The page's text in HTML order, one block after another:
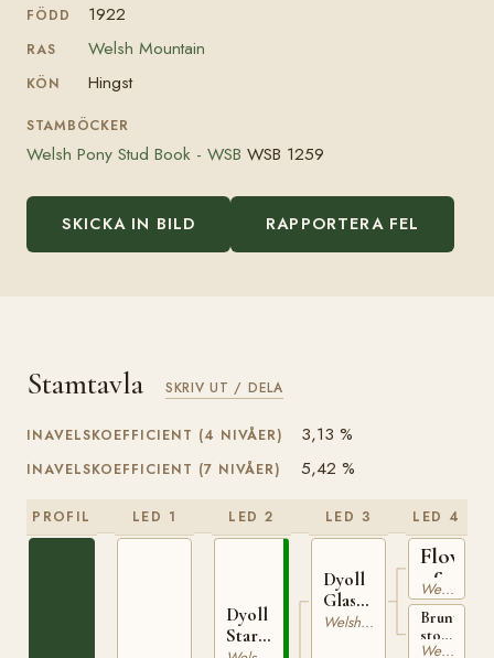
FÖDD 1922
RAS Welsh Mountain
KÖN Hingst
STAMBÖCKER
Welsh Pony Stud Book - WSB WSB 1259
SKICKA IN BILD RAPPORTERA FEL
Stamtavla SKRIV UT / DELA
INAVELSKOEFFICIENT (4 NIVÅER) 3,13 %
INAVELSKOEFFICIENT (7 NIVÅER) 5,42 %
PROFIL LED 1 LED 2
Dyoll
Starlight
LED 3
Dyoll
Glasallt
WSBWelsh Mountain
LED 4
Flower
of
Wales
Welsh Mountain
Brunt
sto
frånWelsh Mountain